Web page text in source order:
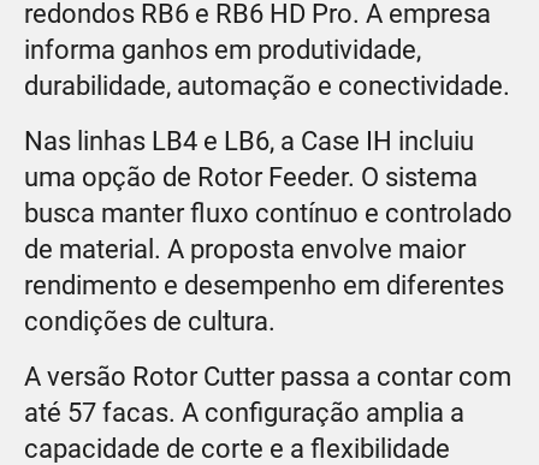
redondos RB6 e RB6 HD Pro. A empresa
informa ganhos em produtividade,
durabilidade, automação e conectividade.
Nas linhas LB4 e LB6, a Case IH incluiu
uma opção de Rotor Feeder. O sistema
busca manter fluxo contínuo e controlado
de material. A proposta envolve maior
rendimento e desempenho em diferentes
condições de cultura.
A versão Rotor Cutter passa a contar com
até 57 facas. A configuração amplia a
capacidade de corte e a flexibilidade